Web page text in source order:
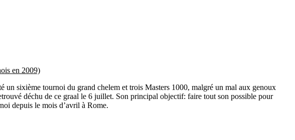
en 2009)
un sixième tournoi du grand chelem et trois Masters 1000, malgré un mal aux genoux
déchu de ce graal le 6 juillet. Son principal objectif: faire tout son possible pour
depuis le mois d’avril à Rome.